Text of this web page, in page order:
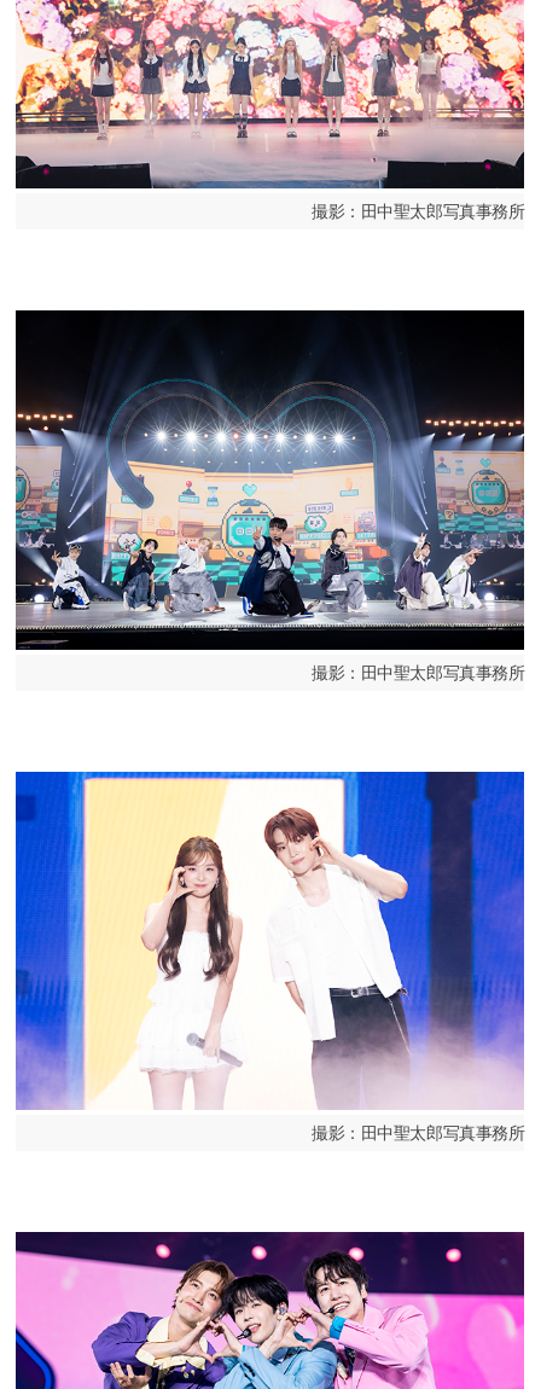
撮影：田中聖太郎写真事務所
撮影：田中聖太郎写真事務所
撮影：田中聖太郎写真事務所